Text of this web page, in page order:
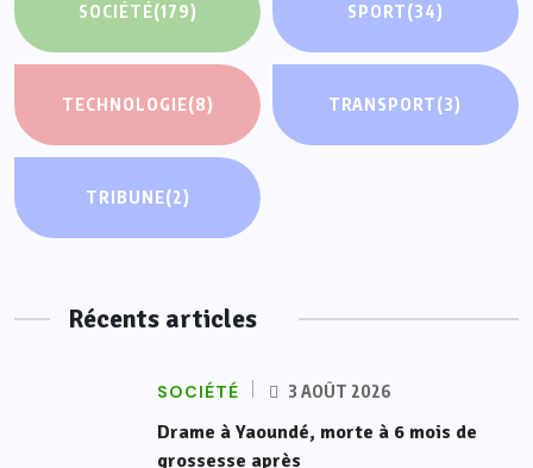
SOCIÉTÉ(179) SPORT(34)
TECHNOLOGIE(8) TRANSPORT(3)
TRIBUNE(2)
Récents articles
SOCIÉTÉ 3 AOÛT 2026
Drame à Yaoundé, morte à 6 mois de
grossesse après